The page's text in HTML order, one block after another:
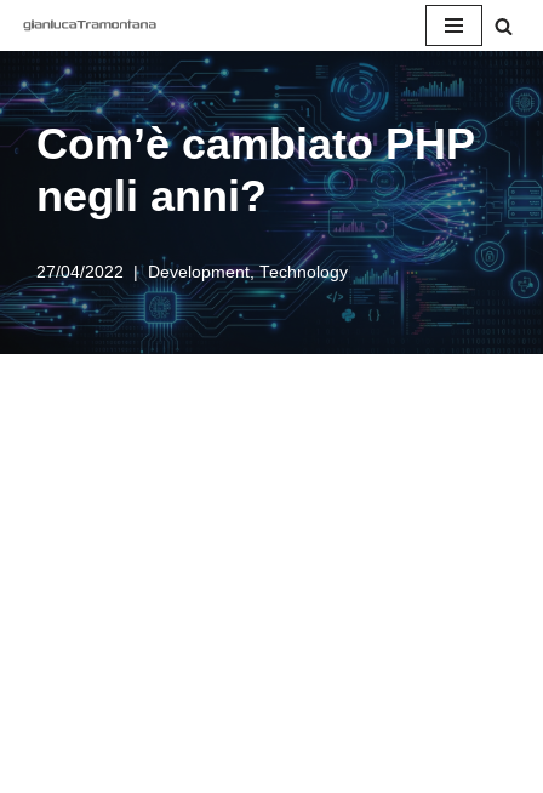
al
contenuto
Com’è cambiato PHP
negli anni?
27/04/2022 Development,Technology